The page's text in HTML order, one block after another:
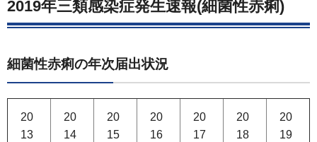
2019年三類感染症発生速報(細菌性赤痢)
細菌性赤痢の年次届出状況
20
13
20
14
20
15
20
16
20
17
20
18
20
19